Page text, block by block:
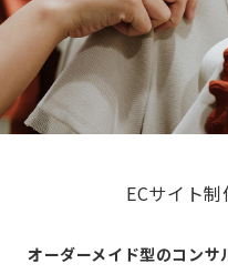
ECサイト
オーダーメイド型のコンサ